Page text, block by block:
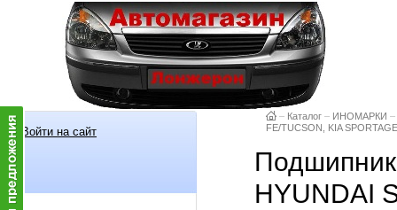
Войти на сайт
– Каталог – ИНОМАРКИ –
FE/TUCSON, KIA SPORTAGE
HYUNDAI